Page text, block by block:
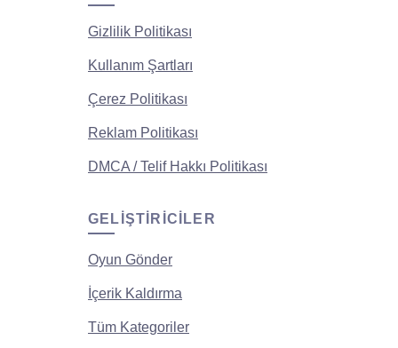
Gizlilik Politikası
Kullanım Şartları
Çerez Politikası
Reklam Politikası
DMCA / Telif Hakkı Politikası
GELIŞTIRICILER
Oyun Gönder
İçerik Kaldırma
Tüm Kategoriler